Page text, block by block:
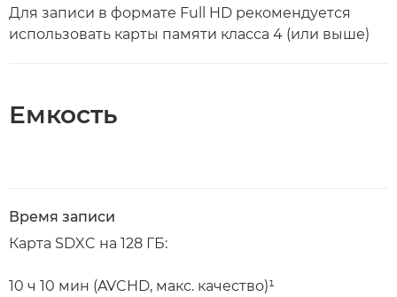
Для записи в формате Full HD рекомендуется
использовать карты памяти класса 4 (или выше)
Емкость
Время записи
Карта SDXC на 128 ГБ:
10 ч 10 мин (AVCHD, макс. качество)¹